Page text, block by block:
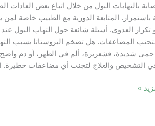
بالتهابات البول من خلال اتباع بعض
المتابعة الدورية مع الطبيب خاصة
تكرار العدوى. أسئلة شائعة حول التهاب البول
المضاعفات. هل تضخم البروستاتا يسبب
شديدة، قشعريرة، ألم في الظهر، أو دم واضح
التشخيص والعلاج لتجنب أي مضاعفات خطيرة.
»